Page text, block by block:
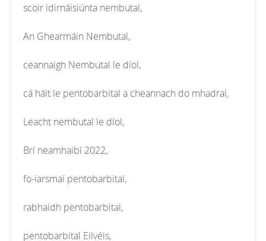
scoir idirnáisiúnta nembutal,
An Ghearmáin Nembutal,
ceannaigh Nembutal le díol,
cá háit le pentobarbital a cheannach do mhadraí,
Leacht nembutal le díol,
Brí neamhaibí 2022,
fo-iarsmaí pentobarbital,
rabhaidh pentobarbital,
pentobarbital Eilvéis,